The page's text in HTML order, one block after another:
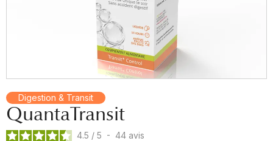
Digestion & Transit
QuantaTransit
4.5 / 5 - 44 avis